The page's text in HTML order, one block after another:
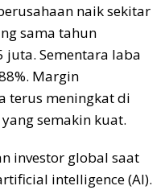
naik sekitar
sama tahun
juta. Sementara laba
Margin
terus meningkat di
semakin kuat.
investor global saat
intelligence (AI).